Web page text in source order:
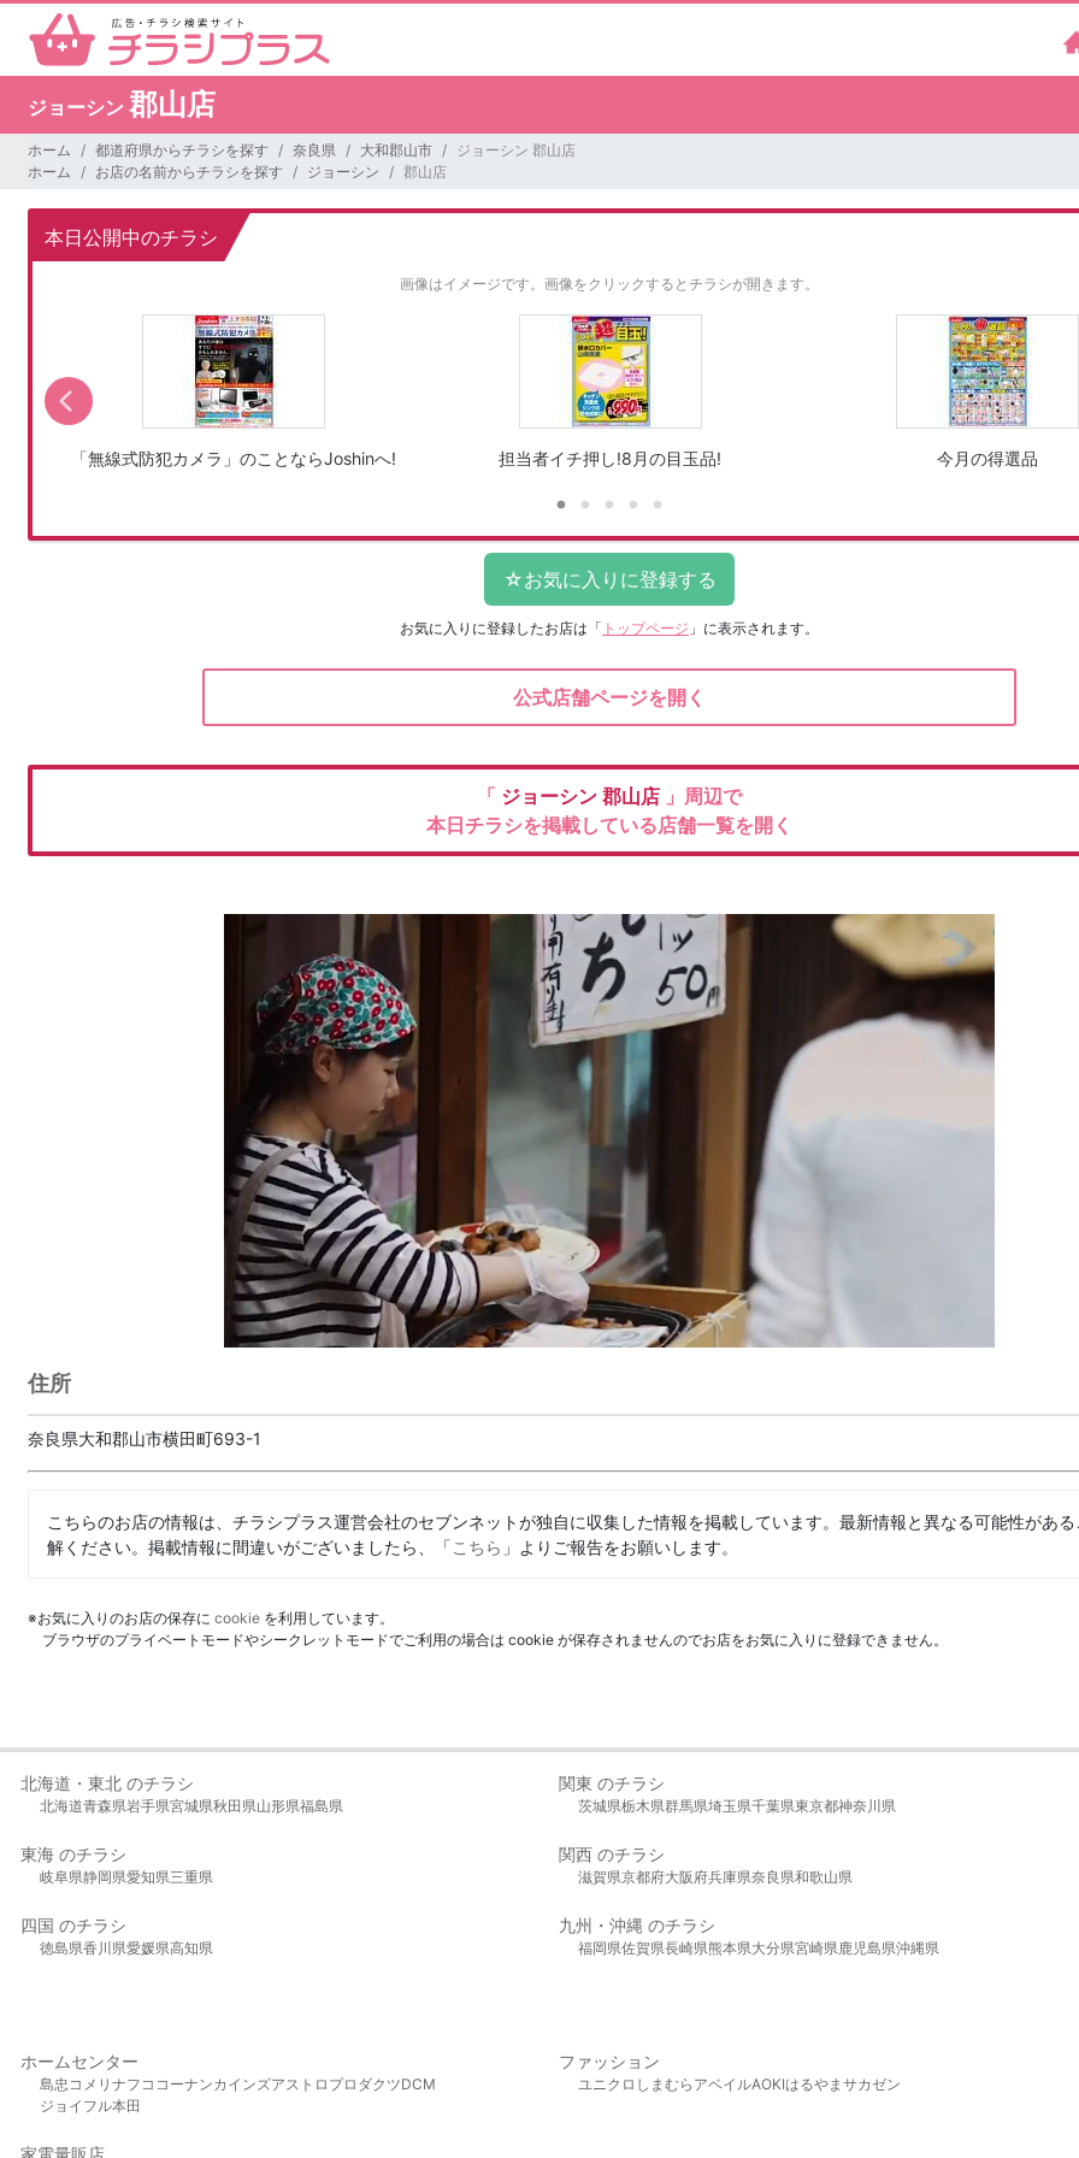
ジョーシン 郡山店
ホーム 都道府県からチラシを探す 奈良県 大和郡山市
ジョーシン 郡山店
ホーム
お店の名前からチラシを探す ジョーシン 郡山店
本日公開中のチラシ
画像はイメージです。 画像をクリックするとチラシが開きます。
「無線式防犯カメラ」のことならJoshinへ! 担当者イチ押し!8月の目玉品! 今月の得選品
お気に入りに登録したお店は 「 トップページ 」に表示されます。
公式店舗ページを開く
「 ジョーシン 郡山店 」周辺で
本日チラシを掲載している店舗一覧を開く
住所
奈良県大和郡山市横田町693-1
こちらのお店の情報は、チラシプラス運営会社のセブンネットが独自に収集した情報を掲載しています。最新情報と異なる可能性があ
解ください。掲載情報に間違いがございましたら、「こちら 」よりご報告をお願いします。
※お気に入りのお店の保存に cookie を利用しています。
ブラウザのプライベートモードやシークレットモードでご利用の場合は cookie が保存されませんのでお店をお気に入りに登録できません。
北海道・東北 のチラシ
北海道青森県岩手県宮城県秋田県山形県福島県
関東 のチラシ
茨城県栃木県群馬県埼玉県千葉県東京都神奈川県
東海 のチラシ
岐阜県静岡県愛知県三重県
関西 のチラシ
滋賀県京都府大阪府兵庫県奈良県和歌山県
四国 のチラシ
徳島県香川県愛媛県高知県
九州・沖縄 のチラシ
福岡県佐賀県長崎県熊本県大分県宮崎県鹿児島県沖縄県
ホームセンター
島忠 コメリ ナフコ コーナンカインズアストロプロダクツDCM
ジョイフル本田
ファッション
ユニクロ しまむら アベイルAOKIはるやま サカゼン